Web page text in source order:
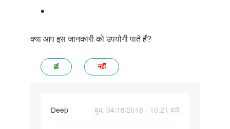
क्या आप इस जानकारी को उपयोगी पाते हैं?
हां नहीं
Deep
बुध, 04/18/2018 - 10:21 बजे